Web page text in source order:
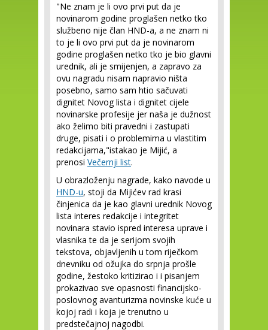
"Ne znam je li ovo prvi put da je
novinarom godine proglašen netko tko
službeno nije član HND-a, a ne znam ni
to je li ovo prvi put da je novinarom
godine proglašen netko tko je bio glavni
urednik, ali je smijenjen, a zapravo za
ovu nagradu nisam napravio ništa
posebno, samo sam htio sačuvati
dignitet Novog lista i dignitet cijele
novinarske profesije jer naša je dužnost
ako želimo biti pravedni i zastupati
druge, pisati i o problemima u vlastitim
redakcijama,"istakao je Mijić, a
prenosi Večernji list.
U obrazloženju nagrade, kako navode u
HND-u, stoji da Mijićev rad krasi
činjenica da je kao glavni urednik Novog
lista interes redakcije i integritet
novinara stavio ispred interesa uprave i
vlasnika te da je serijom svojih
tekstova, objavljenih u tom riječkom
dnevniku od ožujka do srpnja prošle
godine, žestoko kritizirao i i pisanjem
prokazivao sve opasnosti financijsko-
poslovnog avanturizma novinske kuće u
kojoj radi i koja je trenutno u
predstečajnoj nagodbi.